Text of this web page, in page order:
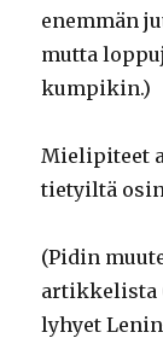
enemmän
mutta
kumpikin.)
Mielipiteet
tietyiltä
(Pidin
artikkelista
lyhyet